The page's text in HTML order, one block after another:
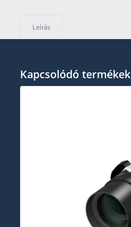
Leírás
Kapcsolódó termékek